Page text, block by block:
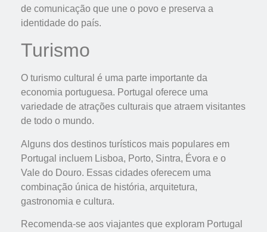
de comunicação que une o povo e preserva a
identidade do país.
Turismo
O turismo cultural é uma parte importante da
economia portuguesa. Portugal oferece uma
variedade de atrações culturais que atraem visitantes
de todo o mundo.
Alguns dos destinos turísticos mais populares em
Portugal incluem Lisboa, Porto, Sintra, Évora e o
Vale do Douro. Essas cidades oferecem uma
combinação única de história, arquitetura,
gastronomia e cultura.
Recomenda-se aos viajantes que exploram Portugal